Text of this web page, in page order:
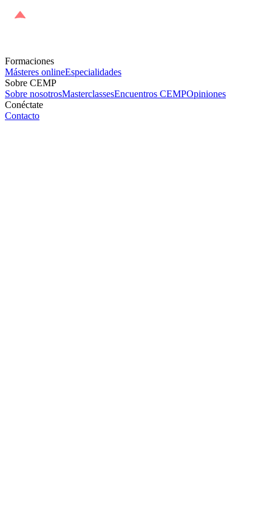
Formaciones
Másteres onlineEspecialidades
Sobre CEMP
Sobre nosotrosMasterclassesEncuentros CEMPOpiniones
Conéctate
Contacto